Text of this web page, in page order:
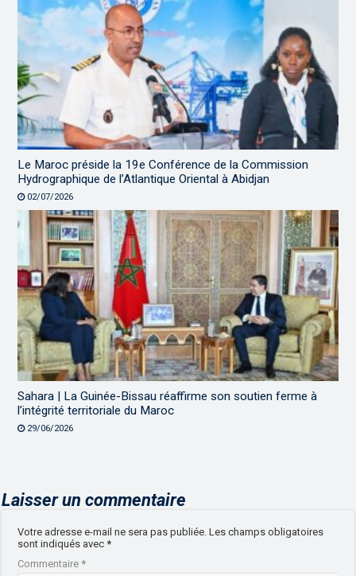
Le Maroc préside la 19e Conférence de la Commission
Hydrographique de l’Atlantique Oriental à Abidjan
02/07/2026
Sahara | La Guinée-Bissau réaffirme son soutien ferme à
l’intégrité territoriale du Maroc
29/06/2026
Laisser un commentaire
Votre adresse e-mail ne sera pas publiée. Les champs obligatoires
sont indiqués avec*
Commentaire*